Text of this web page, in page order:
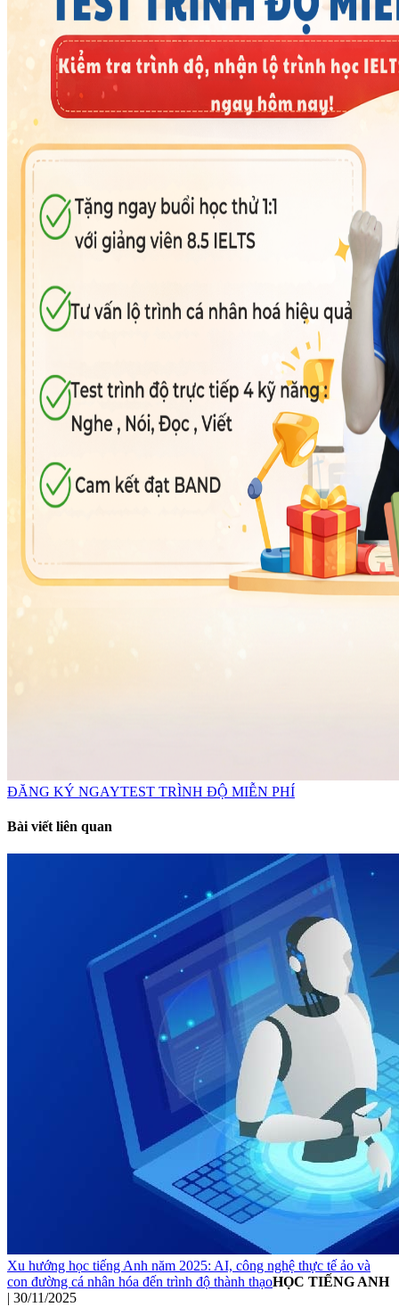
ĐĂNG KÝ NGAYTEST TRÌNH ĐỘ MIỄN PHÍ
Bài viết liên quan
Xu hướng học tiếng Anh năm 2025: AI, công nghệ thực tế ảo và
con đường cá nhân hóa đến trình độ thành thạoHỌC TIẾNG ANH
| 30/11/2025